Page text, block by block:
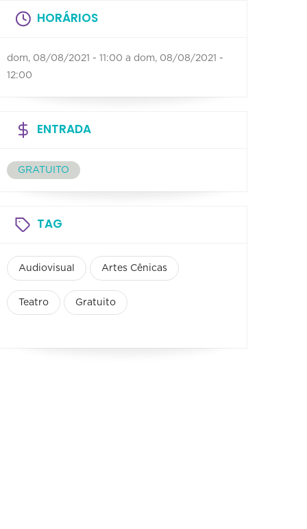
HORÁRIOS
dom, 08/08/2021 - 11:00 a dom, 08/08/2021 -
12:00
ENTRADA
GRATUITO
TAG
Audiovisual Artes Cênicas
Teatro Gratuito